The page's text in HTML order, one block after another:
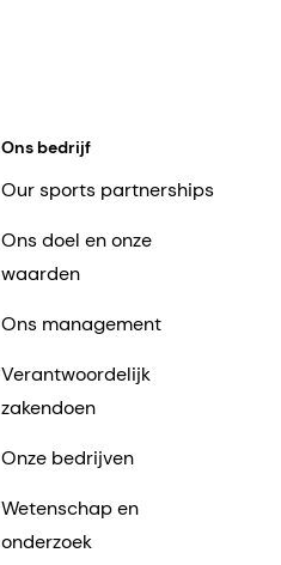
Ons bedrijf
Our sports partnerships
Ons doel en onze
waarden
Ons management
Verantwoordelijk
zakendoen
Onze bedrijven
Wetenschap en
onderzoek